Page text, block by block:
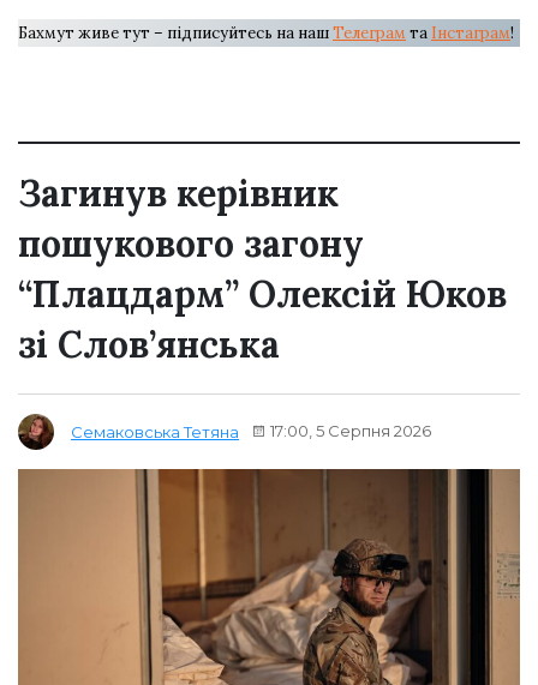
Бахмут живе тут – підписуйтесь на нашТелеграм та Інстаграм!
Загинув керівник
пошукового загону
“Плацдарм” Олексій Юков
зі Слов’янська
Семаковська Тетяна 17:00, 5 Серпня 2026